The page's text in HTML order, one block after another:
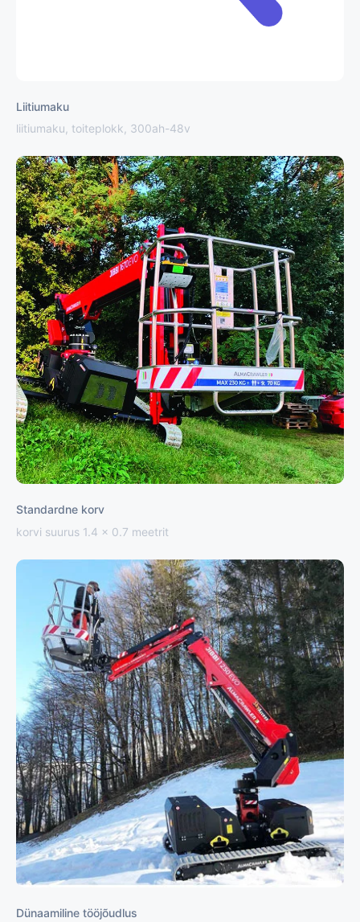
Liitiumaku
liitiumaku, toiteplokk, 300ah-48v
Standardne korv
korvi suurus 1.4 x 0.7 meetrit
Dünaamiline tööjõudlus